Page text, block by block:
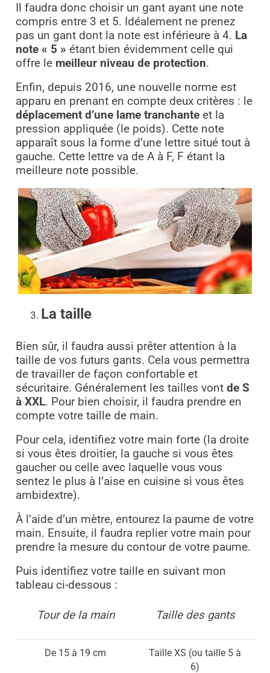
Il faudra donc choisir un gant ayant une note
compris entre 3 et 5. Idéalement ne prenez
pas un gant dont la note est inférieure à 4. La
note « 5 » étant bien évidemment celle qui
offre le meilleur niveau de protection.
Enfin, depuis 2016, une nouvelle norme est
apparu en prenant en compte deux critères : le
déplacement d’une lame tranchanteet la
pression appliquée (le poids). Cette note
apparaît sous la forme d’une lettre situé tout à
gauche. Cette lettre va de A à F, F étant la
meilleure note possible.
La taille
Bien sûr, il faudra aussi prêter attention à la
taille de vos futurs gants. Cela vous permettra
de travailler de façon confortable et
sécuritaire. Généralement les tailles vont de S
à XXL. Pour bien choisir, il faudra prendre en
compte votre taille de main.
Pour cela, identifiez votre main forte (la droite
si vous êtes droitier, la gauche si vous êtes
gaucher ou celle avec laquelle vous vous
sentez le plus à l’aise en cuisine si vous êtes
ambidextre).
À l’aide d’un mètre, entourez la paume de votre
main. Ensuite, il faudra replier votre main pour
prendre la mesure du contour de votre paume.
Puis identifiez votre taille en suivant mon
tableau ci-dessous :
Tour de la main Taille des gants
De 15 à 19 cm
Taille XS (ou taille 5 à
6)